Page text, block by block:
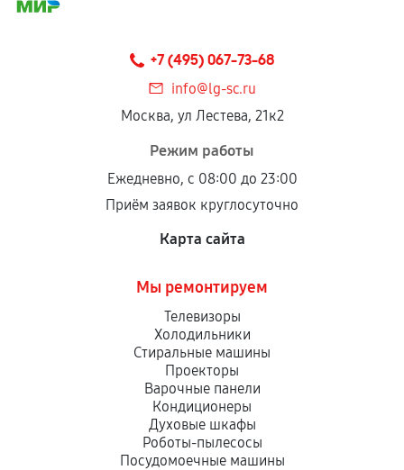
+7 (495) 067-73-68
info@lg-sc.ru
Москва, ул Лестева, 21к2
Режим работы
Ежедневно, с 08:00 до 23:00
Приём заявок круглосуточно
Карта сайта
Мы ремонтируем
Телевизоры
Холодильники
Стиральные машины
Проекторы
Варочные панели
Кондиционеры
Духовые шкафы
Роботы-пылесосы
Посудомоечные машины